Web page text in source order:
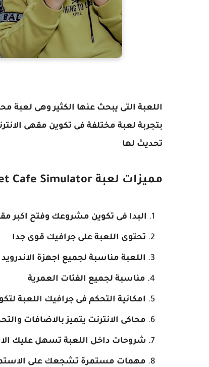
اللعبة التى يبحث عنها الكثير وهى لعبة
بتجربة لعبة مختلفة فى تكوين مقهى
تحديث لها
مميزات لعبة Internet Cafe Simulator مقهى الانترنت
البدا فى تكوين مشروعك وفتح اكبر
تحتوى اللعبة على جرافيك قوى جدا
اللعبة مناسبة لجميع اجهزة الاندرويد
مناسبة لجميع الفئات العمرية
امكانية التحكم فى جرافيك اللعبة
محاكى الانترنت يتميز بالاضافات
شروحات داخل اللعبة تسهل عليك
مهمات مستمرة تشجعك على